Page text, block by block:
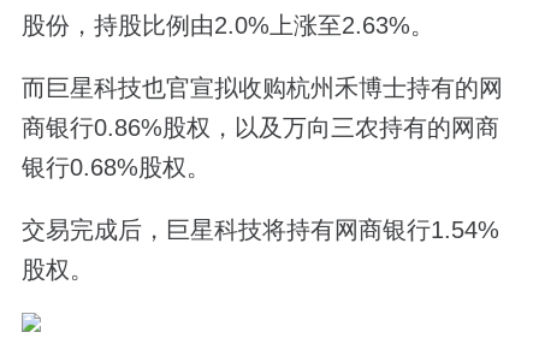
股份，持股比例由2.0%上涨至2.63%。
而巨星科技也官宣拟收购杭州禾博士持有的网
商银行0.86%股权，以及万向三农持有的网商
银行0.68%股权。
交易完成后，巨星科技将持有网商银行1.54%
股权。